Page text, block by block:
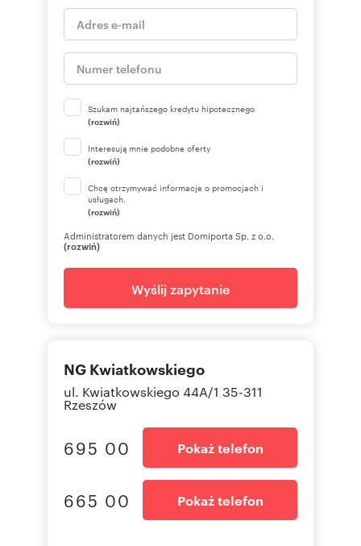
Szukam najtańszego kredytu hipotecznego
(rozwiń)
Interesują mnie podobne oferty
(rozwiń)
Chcę otrzymywać informacje o promocjach i
usługach.
(rozwiń)
Administratorem danych jest Domiporta Sp. z o.o.
(rozwiń)
Wyślij zapytanie
NG Kwiatkowskiego
ul. Kwiatkowskiego 44A/1 35-311
Rzeszów
695 00 Pokaż telefon
665 00 Pokaż telefon